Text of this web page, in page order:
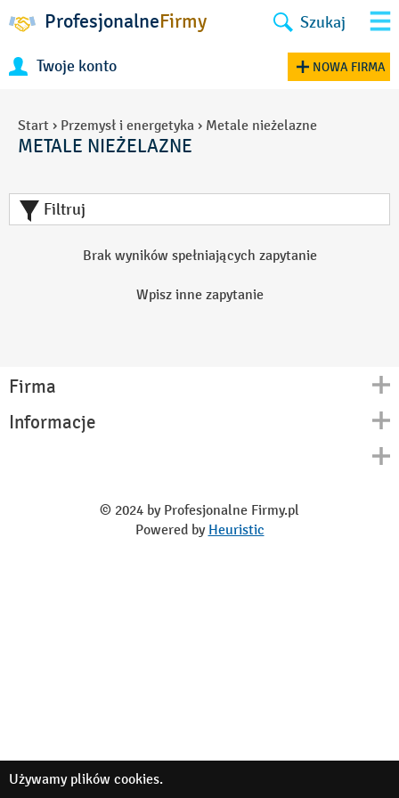
ProfesjonalneFirmy Szukaj
Twoje konto NOWA FIRMA
Start › Przemysł i energetyka › Metale nieżelazne
METALE NIEŻELAZNE
Filtruj
Brak wyników spełniających zapytanie
Wpisz inne zapytanie
Firma
Kontakt
Informacje
© 2024 by Profesjonalne Firmy.pl
Powered by Heuristic
Używamy plików cookies.